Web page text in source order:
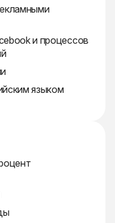
и процессов
языком